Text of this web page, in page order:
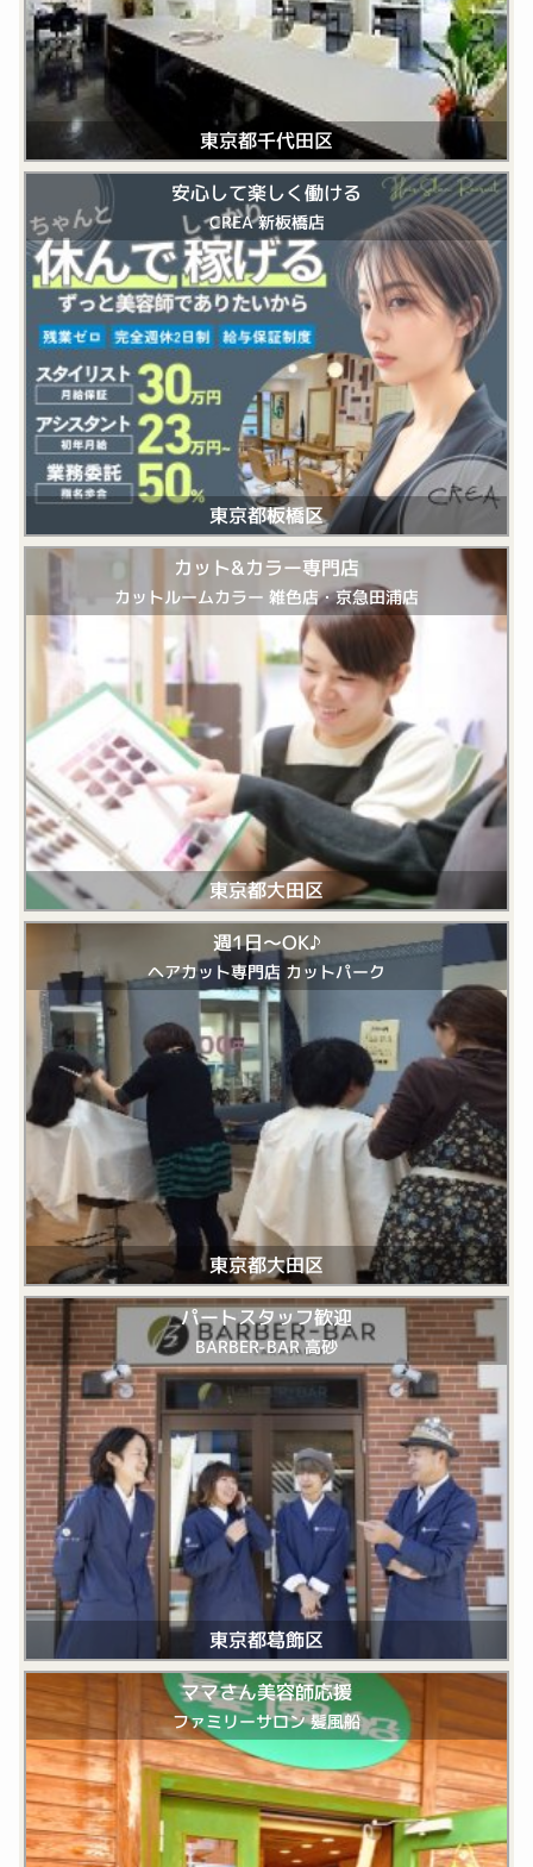
東京都千代田区
安心して楽しく働ける
CREA 新板橋店
東京都板橋区
カット&カラー専門店
カットルームカラー 雑色店・京急田浦店
東京都大田区
週1日～OK♪
ヘアカット専門店 カットパーク
東京都大田区
パートスタッフ歓迎
BARBER-BAR 高砂
東京都葛飾区
ママさん美容師応援
ファミリーサロン 髪風船